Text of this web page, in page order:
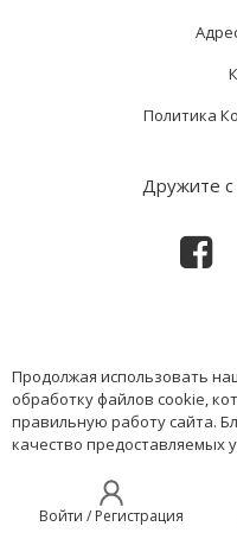
Войти / Регистрация
Дружите с
Политика
Новости и
Продолжая использовать
обработку файлов cookie,
правильную работу сайта.
качество предоставляемых